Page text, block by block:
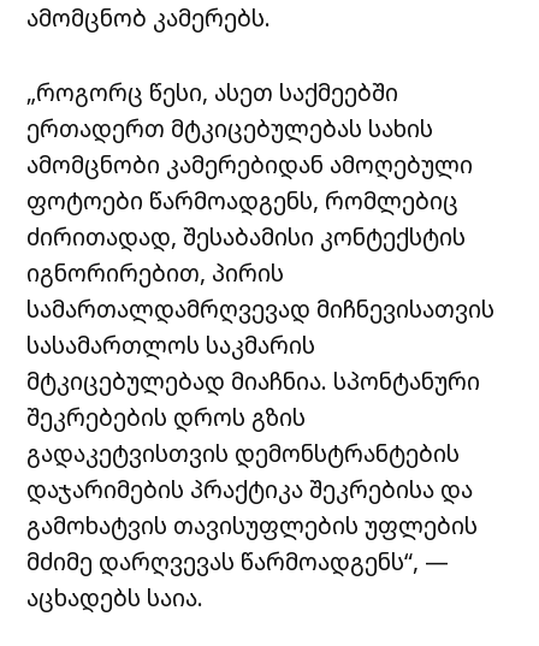
ამომცნობ კამერებს.
„როგორც წესი, ასეთ საქმეებში
ერთადერთ მტკიცებულებას სახის
ამომცნობი კამერებიდან ამოღებული
ფოტოები წარმოადგენს, რომლებიც
ძირითადად, შესაბამისი კონტექსტის
იგნორირებით, პირის
სამართალდამრღვევად მიჩნევისათვის
სასამართლოს საკმარის
მტკიცებულებად მიაჩნია. სპონტანური
შეკრებების დროს გზის
გადაკეტვისთვის დემონსტრანტების
დაჯარიმების პრაქტიკა შეკრებისა და
გამოხატვის თავისუფლების უფლების
მძიმე დარღვევას წარმოადგენს“, —
აცხადებს საია.